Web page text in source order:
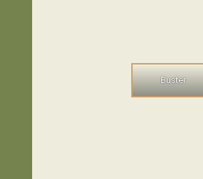
Buster